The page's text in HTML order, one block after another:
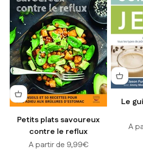
Petits plats savoureux
contre le reflux
Prix de vente
A partir de 9,99€
Le
A